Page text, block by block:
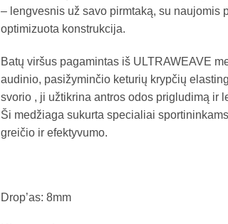
– lengvesnis už savo pirmtaką, su naujomis
optimizuota konstrukcija.
Batų viršus pagamintas iš ULTRAWEAVE
audinio, pasižyminčio keturių krypčių
svorio , ji užtikrina antros odos prigludimą ir
Ši medžiaga sukurta specialiai
greičio ir efektyvumo.
Drop’as: 8mm